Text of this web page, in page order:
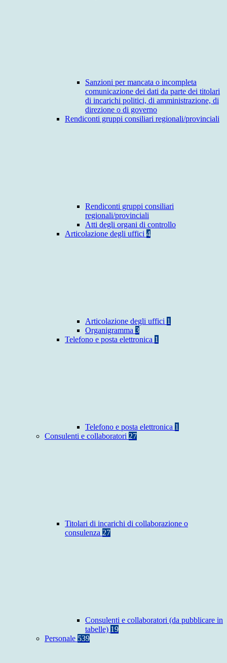
Sanzioni per mancata o incompleta
comunicazione dei dati da parte dei titolari
di incarichi politici, di amministrazione, di
direzione o di governo
Rendiconti gruppi consiliari regionali/provinciali
Rendiconti gruppi consiliari
regionali/provinciali
Atti degli organi di controllo
Articolazione degli uffici 4
Articolazione degli uffici 1
Organigramma 3
Telefono e posta elettronica 1
Telefono e posta elettronica 1
Consulenti e collaboratori 27
Titolari di incarichi di collaborazione o
consulenza 27
Consulenti e collaboratori (da pubblicare in
tabelle) 19
Personale 539